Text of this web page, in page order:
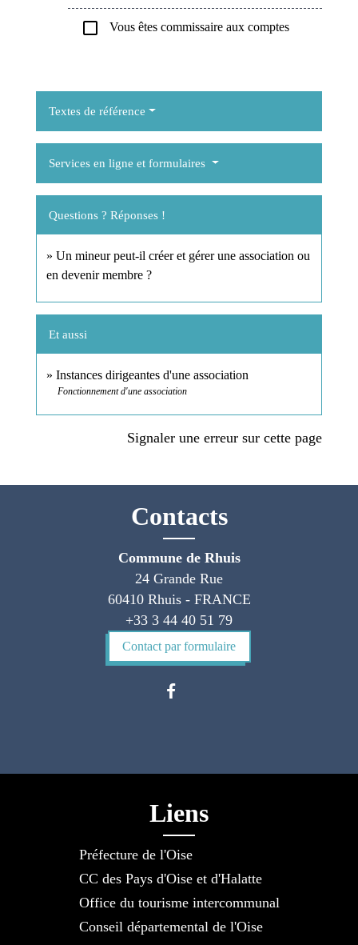
check_box_outline_blank Vous êtes commissaire aux comptes
Textes de référence
Services en ligne et formulaires
Questions ? Réponses !
Un mineur peut-il créer et gérer une association ou
en devenir membre ?
Et aussi
Instances dirigeantes d'une association
Fonctionnement d'une association
Signaler une erreur sur cette page
Contacts
Commune de Rhuis
24 Grande Rue
60410 Rhuis - FRANCE
+33 3 44 40 51 79
Contact par formulaire
Liens
Préfecture de l'Oise
CC des Pays d'Oise et d'Halatte
Office du tourisme intercommunal
Conseil départemental de l'Oise